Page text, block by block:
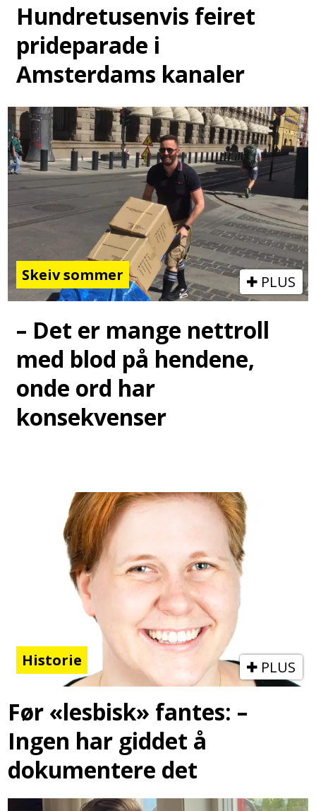
Hundretusenvis feiret
prideparade i
Amsterdams kanaler
Skeiv sommer PLUS
– Det er mange nettroll
med blod på hendene,
onde ord har
konsekvenser
Historie PLUS
Før «lesbisk» fantes: –
Ingen har giddet å
dokumentere det